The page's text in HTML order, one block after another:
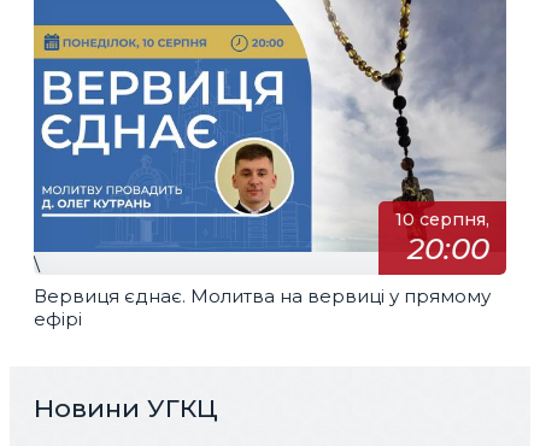
10 серпня,
20:00
\
Вервиця єднає. Молитва на вервиці у прямому
ефірі
Новини УГКЦ